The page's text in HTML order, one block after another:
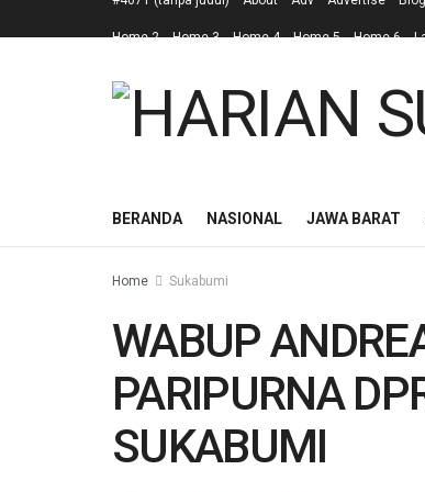
Home 2 Home 3 Home 4 Home 5 Home 6
BERANDA NASIONAL JAWA BARAT
Home Sukabumi
WABUP
PARIPURNA
SUKABUMI